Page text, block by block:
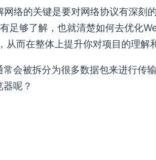
络的关键是要对网络协议有深刻
够了解，也就清楚如何去优化
而在整体上提升你对项目的理解
会被拆分为很多数据包来进行传
呢？